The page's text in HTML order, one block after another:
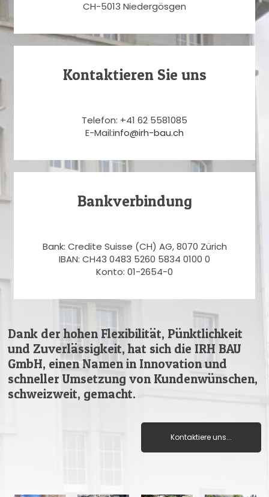
CH-5013 Niedergösgen
Kontaktieren Sie uns
Telefon: +41 62 5581085
E-Mail:info@irh-bau.ch
Bankverbindung
Bank: Credite Suisse (CH) AG, 8070 Zürich
IBAN: CH43 0483 5260 5834 0100 0
Konto: 01-2654-0
Dank der hohen Flexibilität, Pünktlichkeit
und Zuverlässigkeit, hat sich die IRH BAU
GmbH, einen Namen in Innovation und
schneller Umsetzung von Kundenwünschen,
schweizweit, gemacht.
Kontaktiere uns...